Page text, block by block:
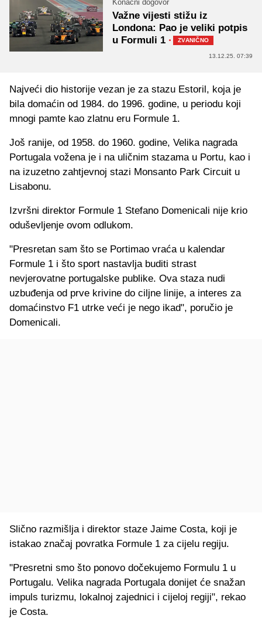
Konačni dogovor
Važne vijesti stižu iz
Londona: Pao je veliki potpis
u Formuli 1 · ZVANIČNO
13.12.25. 07:39
Najveći dio historije vezan je za stazu Estoril, koja je
bila domaćin od 1984. do 1996. godine, u periodu koji
mnogi pamte kao zlatnu eru Formule 1.
Još ranije, od 1958. do 1960. godine, Velika nagrada
Portugala vožena je i na uličnim stazama u Portu, kao i
na izuzetno zahtjevnoj stazi Monsanto Park Circuit u
Lisabonu.
Izvršni direktor Formule 1 Stefano Domenicali nije krio
oduševljenje ovom odlukom.
"Presretan sam što se Portimao vraća u kalendar
Formule 1 i što sport nastavlja buditi strast
nevjerovatne portugalske publike. Ova staza nudi
uzbuđenja od prve krivine do ciljne linije, a interes za
domaćinstvo F1 utrke veći je nego ikad", poručio je
Domenicali.
Slično razmišlja i direktor staze Jaime Costa, koji je
istakao značaj povratka Formule 1 za cijelu regiju.
"Presretni smo što ponovo dočekujemo Formulu 1 u
Portugalu. Velika nagrada Portugala donijet će snažan
impuls turizmu, lokalnoj zajednici i cijeloj regiji", rekao
je Costa.